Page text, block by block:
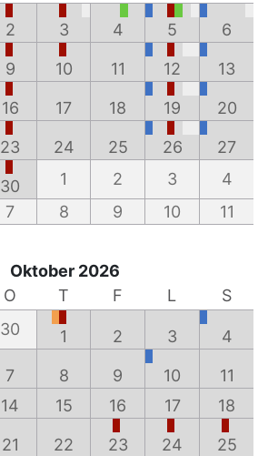
2 3 4 5 6
9 10 11 12 13
16 17 18 19 20
23 24 25 26 27
30 1 2 3
4
7 8 9 10 11
Oktober 2026
O T F L
S
30 1 2 3 4
7 8 9 10
11
14 15 16 17 18
21 22 23 24 25